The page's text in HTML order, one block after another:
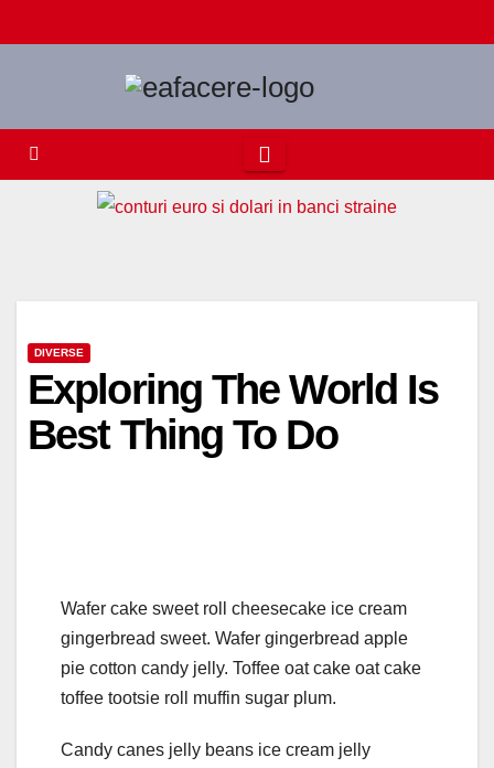
to
DIVERSE
Exploring The World Is
Best Thing To Do
Wafer cake sweet roll cheesecake ice cream
gingerbread sweet. Wafer gingerbread apple
pie cotton candy jelly. Toffee oat cake oat cake
toffee tootsie roll muffin sugar plum.
Candy canes jelly beans ice cream jelly